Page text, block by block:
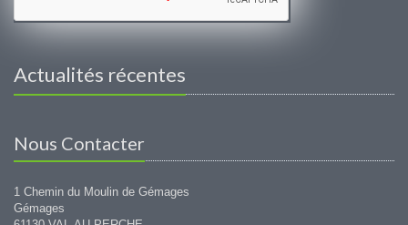
Actualités récentes
Nous Contacter
1 Chemin du Moulin de Gémages
Gémages